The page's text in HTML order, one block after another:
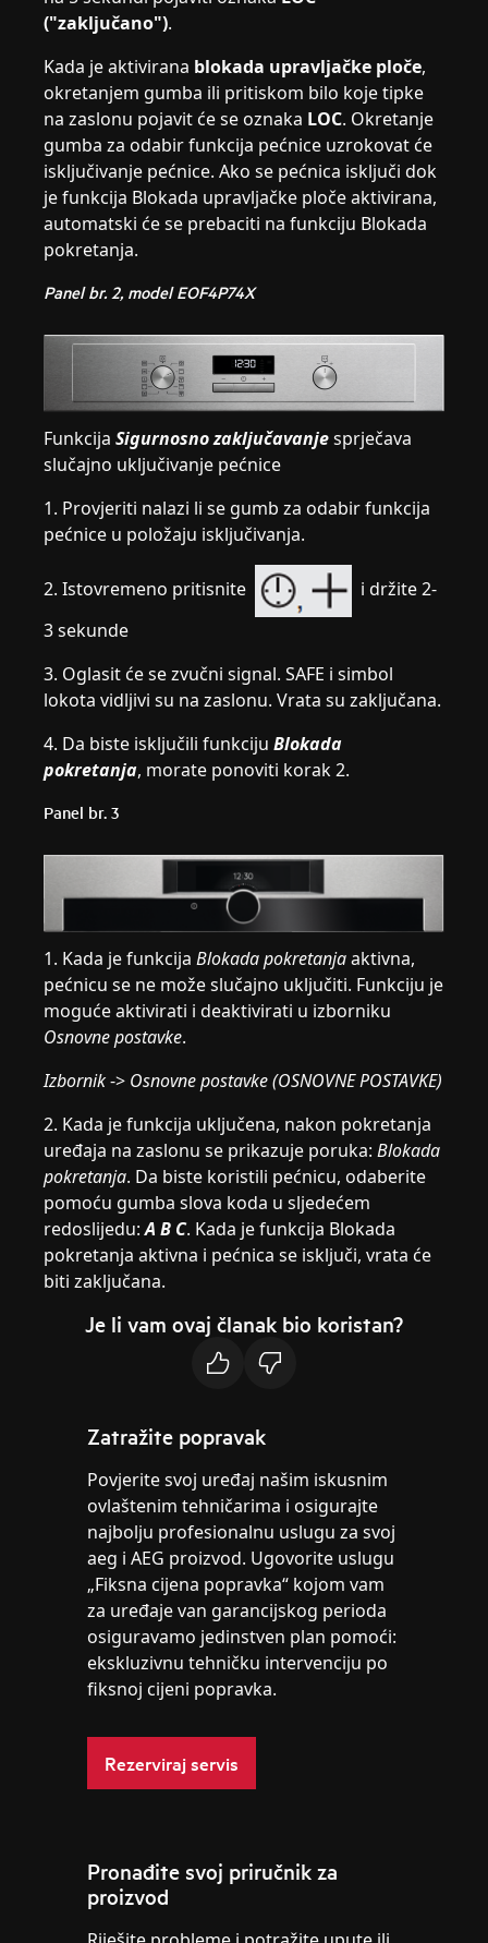
("zaključano").
Kada je aktivirana blokada upravljačke ploče,
okretanjem gumba ili pritiskom bilo koje tipke
na zaslonu pojavit će se oznaka LOC. Okretanje
gumba za odabir funkcija pećnice uzrokovat će
isključivanje pećnice. Ako se pećnica isključi dok
je funkcija Blokada upravljačke ploče aktivirana,
automatski će se prebaciti na funkciju Blokada
pokretanja.
Panel br. 2, model EOF4P74X
FunkcijaSigurnosno zaključavanjesprječava
slučajno uključivanje pećnice
1. Provjeriti nalazi li se gumb za odabir funkcija
pećnice u položaju isključivanja.
2. Istovremeno pritisnite
i držite 2-
3 sekunde
3. Oglasit će se zvučni signal. SAFE i simbol
lokota vidljivi su na zaslonu. Vrata su zaključana.
4. Da biste isključili funkcijuBlokada
pokretanja, morate ponoviti korak 2.
Panel br. 3
1. Kada je funkcijaBlokada pokretanjaaktivna,
pećnicu se ne može slučajno uključiti. Funkciju je
moguće aktivirati i deaktivirati u izborniku
Osnovne postavke.
Izbornik-> Osnovne postavke (OSNOVNE POSTAVKE)
2. Kada je funkcija uključena, nakon pokretanja
uređaja na zaslonu se prikazuje poruka:Blokada
pokretanja. Da biste koristili pećnicu, odaberite
pomoću gumba slova koda u sljedećem
redoslijedu:A B C. Kada je funkcija Blokada
pokretanja aktivna i pećnica se isključi, vrata će
biti zaključana.
Je li vam ovaj članak bio koristan?
Zatražite popravak
Povjerite svoj uređaj našim iskusnim
ovlaštenim tehničarima i osigurajte
najbolju profesionalnu uslugu za svoj
aeg i AEG proizvod. Ugovorite uslugu
„Fiksna cijena popravka“ kojom vam
za uređaje van garancijskog perioda
osiguravamo jedinstven plan pomoći:
ekskluzivnu tehničku intervenciju po
fiksnoj cijeni popravka.
Rezerviraj servis
Pronađite svoj priručnik za
proizvod